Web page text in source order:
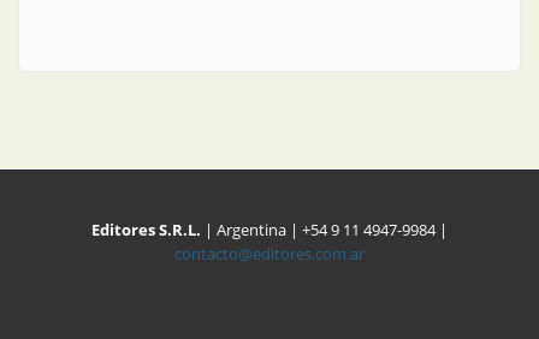
Editores S.R.L. | Argentina | +54 9 11 4947-9984 |
contacto@editores.com.ar